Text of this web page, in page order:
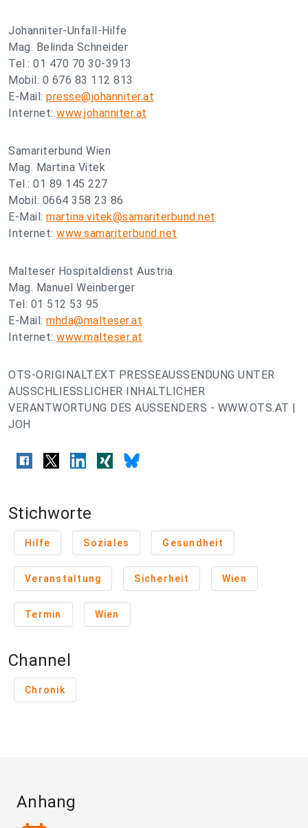
Johanniter-Unfall-Hilfe
Mag. Belinda Schneider
Tel.: 01 470 70 30-3913
Mobil: 0 676 83 112 813
E-Mail: presse@johanniter.at
Internet: www.johanniter.at
Samariterbund Wien
Mag. Martina Vitek
Tel.: 01 89 145 227
Mobil: 0664 358 23 86
E-Mail: martina.vitek@samariterbund.net
Internet: www.samariterbund.net
Malteser Hospitaldienst Austria
Mag. Manuel Weinberger
Tel: 01 512 53 95
E-Mail: mhda@malteser.at
Internet: www.malteser.at
OTS-ORIGINALTEXT PRESSEAUSSENDUNG UNTER
AUSSCHLIESSLICHER INHALTLICHER
VERANTWORTUNG DES AUSSENDERS - WWW.OTS.AT |
JOH
Stichworte
Hilfe Soziales Gesundheit
Veranstaltung Sicherheit Wien
Termin Wien
Channel
Chronik
Anhang